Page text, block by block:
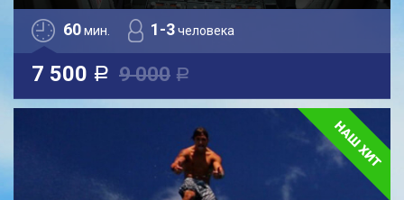
60мин. 1-3человека
7 500 a 9 000 a